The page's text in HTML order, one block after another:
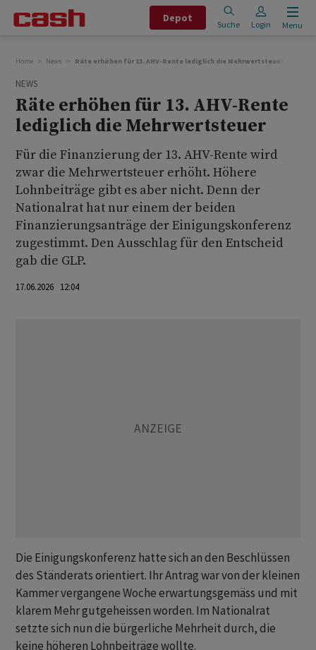
Depot
Suche Login Menu
Home News Räte erhöhen für 13. AHV-Rente lediglich die Mehrwertsteuer
NEWS
Räte erhöhen für 13. AHV-Rente
lediglich die Mehrwertsteuer
Für die Finanzierung der 13. AHV-Rente wird
zwar die Mehrwertsteuer erhöht. Höhere
Lohnbeiträge gibt es aber nicht. Denn der
Nationalrat hat nur einem der beiden
Finanzierungsanträge der Einigungskonferenz
zugestimmt. Den Ausschlag für den Entscheid
gab die GLP.
17.06.2026 12:04
Die Einigungskonferenz hatte sich an den Beschlüssen
des Ständerats orientiert. Ihr Antrag war von der kleinen
Kammer vergangene Woche erwartungsgemäss und mit
klarem Mehr gutgeheissen worden. Im Nationalrat
setzte sich nun die bürgerliche Mehrheit durch, die
keine höheren Lohnbeiträge wollte.